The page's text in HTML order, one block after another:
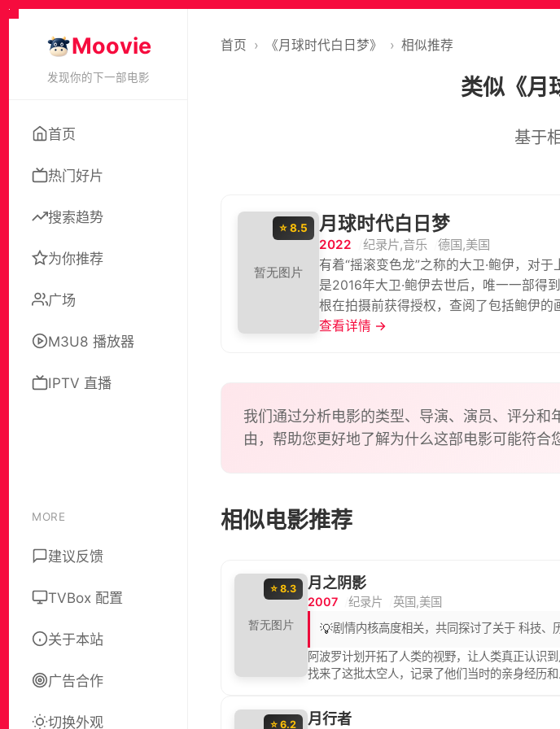
Moovie
发现你的下一部电影
首页
热门好片
搜索趋势
为你推荐
广场
M3U8 播放器
IPTV 直播
MORE
建议反馈
TVBox 配置
关于本站
广告合作
切换外观
首页 › 《月球时代白日梦》 › 相似推荐
类似《月
基于
⭐ 8.5 月球时代白日梦
2022 纪录片,音乐
德国,美国
有着“摇滚变色龙”之称的大卫·鲍伊，对
是2016年大卫·鲍伊去世后，唯一一部得
根在拍摄前获得授权，查阅了包括鲍伊
在音乐、绘画、表演等方面的多元艺术风
查看详情 →
我们通过分析电影的类型、导演、演员、评分
由，帮助您更好地了解为什么这部电影可能符合
相似电影推荐
⭐ 8.3 月之阴影
2007 纪录片 英国,美国
💡剧情内核高度相关，共同探讨了关于 科技、
阿波罗计划开拓了人类的视野，让人类真正认识
找来了这批太空人，记录了他们当时的亲身经历
太空梭、太空站，到真正进入探索，我们经历非
辛格顿说，“阿波罗计划不只是美国人的成就，而
⭐ 6.2 月行者